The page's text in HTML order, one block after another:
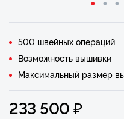
500 швейных операций
Возможность вышивки
Максимальный размер
233 500 ₽